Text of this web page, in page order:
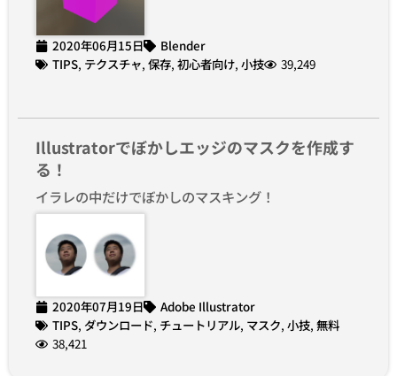
2020年06月15日
Blender
TIPS, テクスチャ, 保存, 初心者向け, 小技 39,249
Illustratorでぼかしエッジのマスクを作成す
る！
イラレの中だけでぼかしのマスキング！
2020年07月19日
Adobe Illustrator
TIPS, ダウンロード, チュートリアル, マスク, 小技, 無料
38,421